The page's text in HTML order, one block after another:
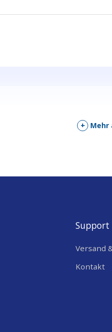
+ Mehr
Support
Versand
Kontakt